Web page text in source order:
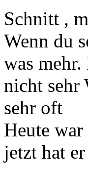
Schnitt ,
Wenn du
was
nicht sehr
sehr oft
Heute
jetzt hat